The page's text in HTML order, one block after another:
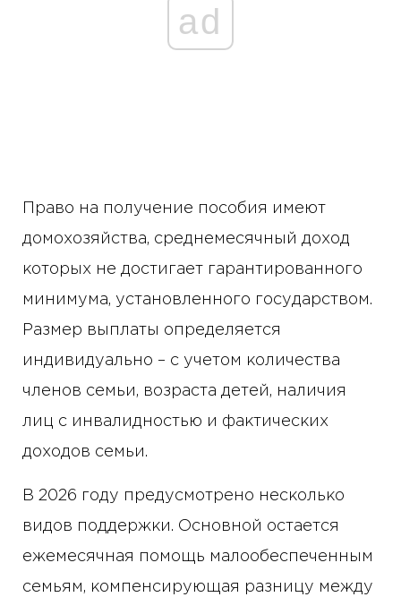
ad
Право на получение пособия имеют
домохозяйства, среднемесячный доход
которых не достигает гарантированного
минимума, установленного государством.
Размер выплаты определяется
индивидуально – с учетом количества
членов семьи, возраста детей, наличия
лиц с инвалидностью и фактических
доходов семьи.
В 2026 году предусмотрено несколько
видов поддержки. Основной остается
ежемесячная помощь малообеспеченным
семьям, компенсирующая разницу между